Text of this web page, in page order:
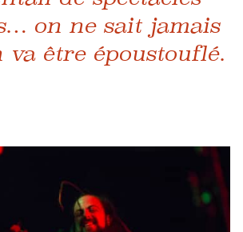
on ne sait jamais
va être époustouflé.